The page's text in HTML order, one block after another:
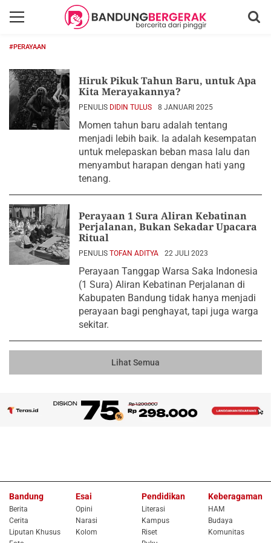
#PERAYAAN
Hiruk Pikuk Tahun Baru, untuk Apa
Kita Merayakannya?
PENULIS DIDIN TULUS 8 JANUARI 2025
Momen tahun baru adalah tentang
menjadi lebih baik. Ia adalah kesempatan
untuk melepaskan beban masa lalu dan
menyambut harapan dengan hati yang
tenang.
Perayaan 1 Sura Aliran Kebatinan
Perjalanan, Bukan Sekadar Upacara
Ritual
PENULIS TOFAN ADITYA 22 JULI 2023
Perayaan Tanggap Warsa Saka Indonesia
(1 Sura) Aliran Kebatinan Perjalanan di
Kabupaten Bandung tidak hanya menjadi
perayaan bagi penghayat, tapi juga warga
sekitar.
Lihat Semua
Bandung
Berita
Cerita
Liputan Khusus
Esai
Opini
Narasi
Kolom
Pendidikan
Literasi
Kampus
Riset
Keberagaman
HAM
Budaya
Komunitas